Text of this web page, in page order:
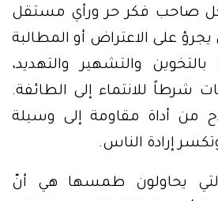
كل صاحب فكر حر ورأي مستقل
على الاعتراض أو المطالبة
بالتخوين والتشهير والتهديد،
شرطاً للانتماء إلى الطائفة.
من أداة مقاومة إلى وسيلة
إرادة الناس.
يحاولون طمسها هي أنّ